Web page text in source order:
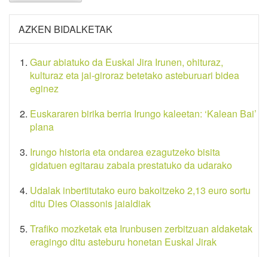
AZKEN BIDALKETAK
Gaur abiatuko da Euskal Jira Irunen, ohituraz,
kulturaz eta jai-giroraz betetako asteburuari bidea
eginez
Euskararen birika berria Irungo kaleetan: ‘Kalean Bai’
plana
Irungo historia eta ondarea ezagutzeko bisita
gidatuen egitarau zabala prestatuko da udarako
Udalak inbertitutako euro bakoitzeko 2,13 euro sortu
ditu Dies Oiassonis jaialdiak
Trafiko mozketak eta Irunbusen zerbitzuan aldaketak
eragingo ditu asteburu honetan Euskal Jirak